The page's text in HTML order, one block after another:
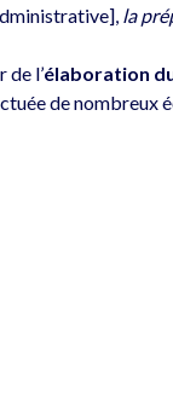
la
l’élaboration